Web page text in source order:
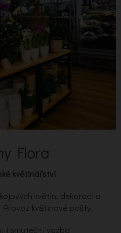
Flora
květinářství
květin, dekorací a
květinové pošty.
i smuteční vazba